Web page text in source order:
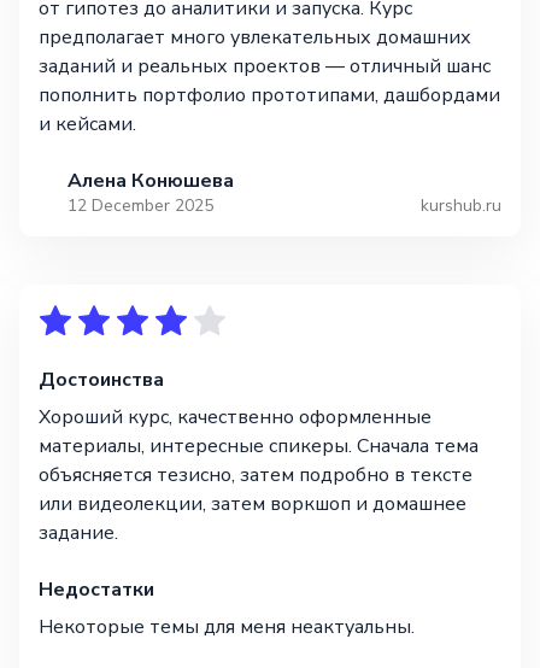
от гипотез до аналитики и запуска. Курс
предполагает много увлекательных домашних
заданий и реальных проектов — отличный шанс
пополнить портфолио прототипами, дашбордами
и кейсами.
Алена Конюшева
12 December 2025 kurshub.ru
Достоинства
Хороший курс, качественно оформленные
материалы, интересные спикеры. Сначала тема
объясняется тезисно, затем подробно в тексте
или видеолекции, затем воркшоп и домашнее
задание.
Недостатки
Некоторые темы для меня неактуальны.